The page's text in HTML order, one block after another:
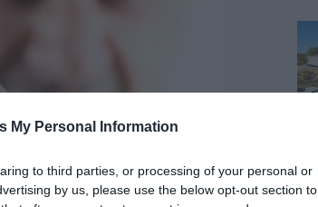
My Personal Information
to third parties, or processing of your personal or
by us, please use the below opt-out section to